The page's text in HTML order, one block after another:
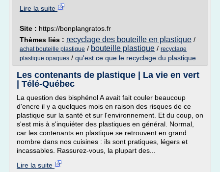
Lire la suite
Site : https://bonplangratos.fr
Thèmes liés : recyclage des bouteille en plastique /
achat bouteille plastique / bouteille plastique / recyclage
plastique opaques / qu'est ce que le recyclage du plastique
Les contenants de plastique | La vie en vert
| Télé-Québec
La question des bisphénol A avait fait couler beaucoup
d'encre il y a quelques mois en raison des risques de ce
plastique sur la santé et sur l'environnement. Et du coup, on
s'est mis à s'inquiéter des plastiques en général. Normal,
car les contenants en plastique se retrouvent en grand
nombre dans nos cuisines : ils sont pratiques, légers et
incassables. Rassurez-vous, la plupart des...
Lire la suite